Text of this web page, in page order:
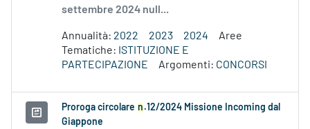
settembre 2024 null...
Annualità: 2022 2023 2024
Aree
Tematiche: ISTITUZIONE E
PARTECIPAZIONE
Argomenti: CONCORSI
Proroga circolare n .12/2024 Missione Incoming dal
Giappone